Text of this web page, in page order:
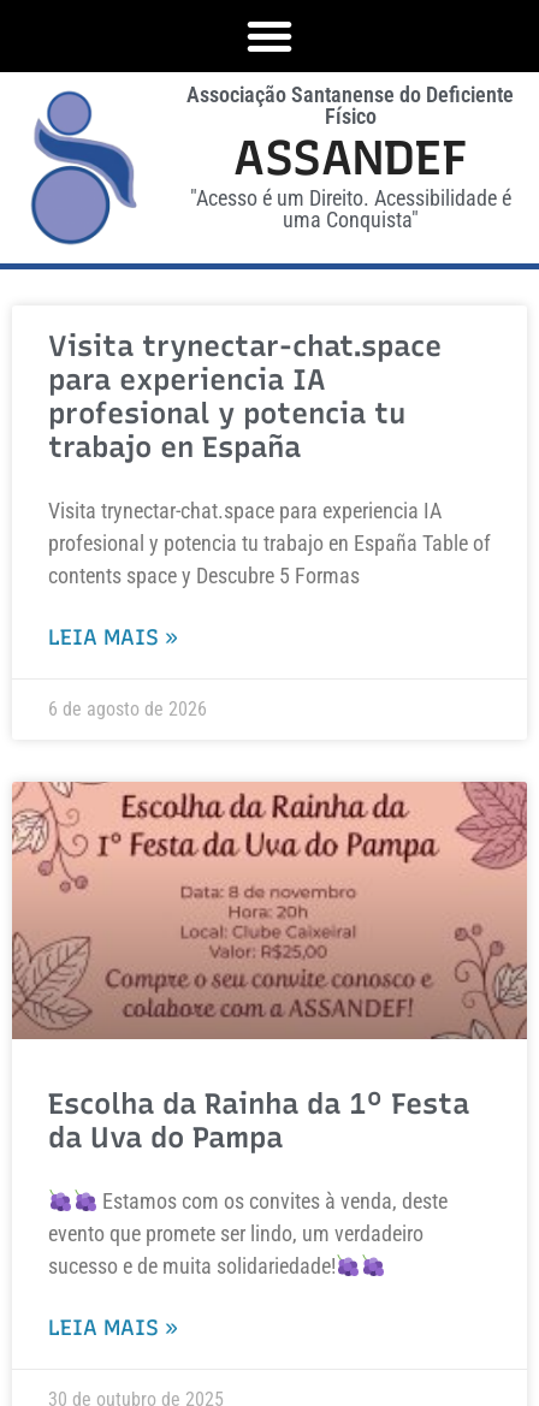
Associação Santanense do Deficiente
Físico
ASSANDEF
"Acesso é um Direito. Acessibilidade é
uma Conquista"
Visita trynectar-chat.space
para experiencia IA
profesional y potencia tu
trabajo en España
Visita trynectar-chat.space para experiencia IA
profesional y potencia tu trabajo en España Table of
contents space y Descubre 5 Formas
LEIA MAIS »
6 de agosto de 2026
Escolha da Rainha da 1º Festa
da Uva do Pampa
Estamos com os convites à venda, deste
evento que promete ser lindo, um verdadeiro
sucesso e de muita solidariedade!
LEIA MAIS »
30 de outubro de 2025